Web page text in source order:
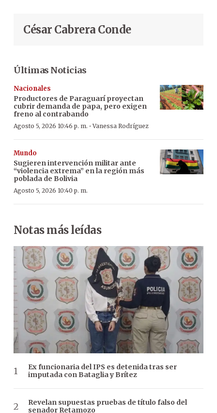
César Cabrera Conde
Últimas Noticias
Nacionales
Productores de Paraguarí proyectan
cubrir demanda de papa, pero exigen
freno al contrabando
Agosto 5, 2026 10:46 p. m. ·Vanessa Rodríguez
Mundo
Sugieren intervención militar ante
“violencia extrema” en la región más
poblada de Bolivia
Agosto 5, 2026 10:40 p. m.
Notas más leídas
Ex funcionaria del IPS es detenida tras ser
imputada con Bataglia y Brítez
Revelan supuestas pruebas de título falso del
senador Retamozo